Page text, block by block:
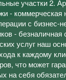
участки 2.
-
с бизнес-
-
услуг наш
к каждому
что может
на себя